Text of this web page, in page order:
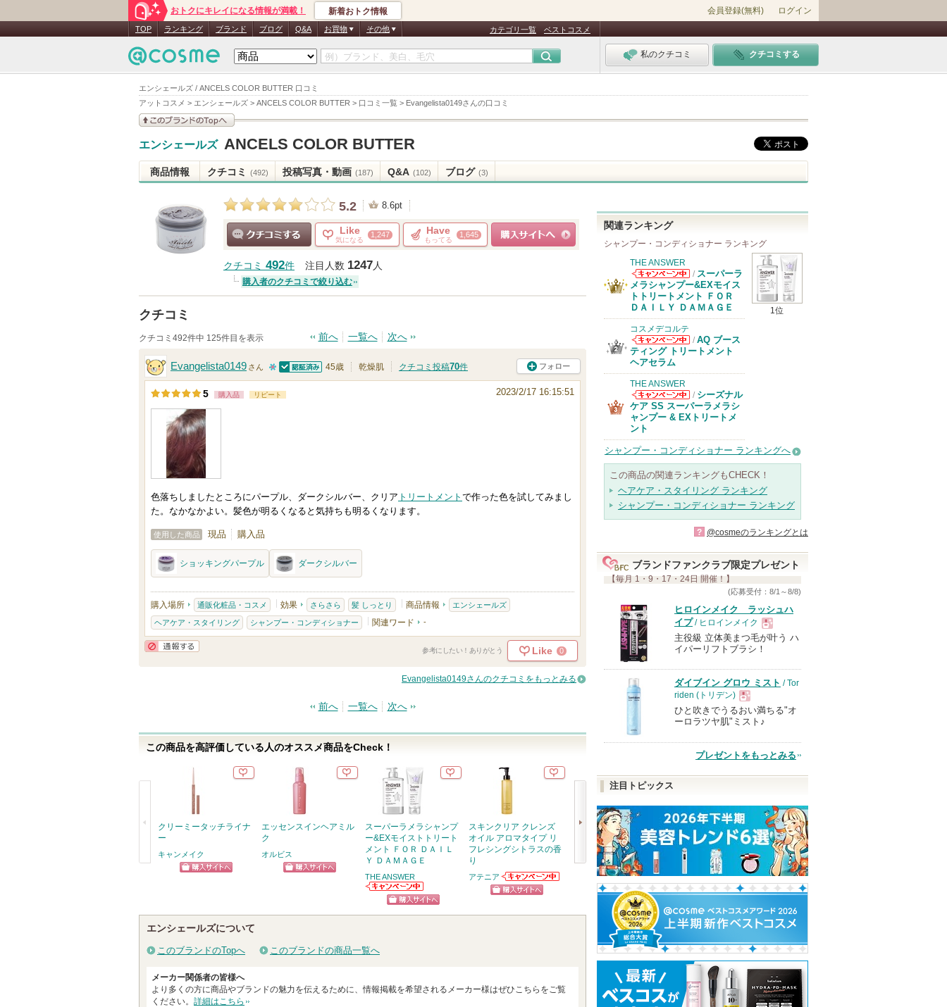
エンシェールズ / ANCELS COLOR BUTTER 口コミ
アットコスメ > エンシェールズ > ANCELS COLOR BUTTER > 口コミ一覧 > Evangelista0149さんの口コミ
おトクにキレイになる情報が満載！ 新着おトク情報 会員登録(無料) ログイン
TOP ランキング ブランド ブログ Q&A お買物 その他 カテゴリ一覧 ベストコスメ
私のクチコミ クチコミする
エンシェールズ ANCELS COLOR BUTTER
商品情報 クチコミ (492) 投稿写真・動画 (187) Q&A (102) ブログ (3)
5.2 8.6pt
Like
気になる
1,247 Have
もってる
1,645
クチコミ 492件 注目人数 1247人
購入者のクチコミで絞り込む
クチコミ
クチコミ492件中 125件目を表示 前へ 一覧へ 次へ
Evangelista0149 さん
1
0
ン
に
お
気
に
入
て
認証済
45歳 乾燥肌 クチコミ投稿70件 フォロー
5 購入品 リピート 2023/2/17 16:15:51
色落ちしましたところにパープル、ダークシルバー、クリア トリートメント で作った色を試してみまし
た。なかなかよい。髪色が明るくなると気持ちも明るくなります。
使用した商品 現品 購入品
ショッキングパープル ダークシルバー
購入場所 通販化粧品・コスメ 効果 さらさら 髪 しっとり 商品情報 エンシェールズ
ヘアケア・スタイリング シャンプー・コンディショナー 関連ワード -
参考にしたい！ありがとう Like 0
Evangelista0149さんのクチコミをもっとみる
前へ 一覧へ 次へ
この商品を高評価している人のオススメ商品をCheck！
クリーミータッチライナ
ー
キャンメイク
エッセンスインヘアミル
ク
オルビス
スーパーラメラシャンプ
ー&EXモイストトリート
メント ＦＯＲ ＤＡＩＬ
Ｙ ＤＡＭＡＧＥ
THE ANSWER
THE ANSWERか
らのお知らせが
ありますショッピン
スキンクリア クレンズ
オイル アロマタイプ リ
フレシングシトラスの香
り
アテニア
アテニアからの
お知らせがあり
RMK デューイーメルト
リップカラー
ショッピン
グサイトへ
ヴォワールコレクチュー
ルｎ
クレ・ド・ポー ボーテ
クレ・ド・ポー
ボーテからのお
知らせがありま
ショッピン
グサイトへ
ハンオールブロウカラ
rom&nd
ショッピン
グサイトへ
エンシェールズについて
このブランドのTopへ このブランドの商品一覧へ
メーカー関係者の皆様へ
より多くの方に商品やブランドの魅力を伝えるために、情報掲載を希望されるメーカー様はぜひこちらをご覧
ください。 詳細はこちら
関連ランキング
シャンプー・コンディショナー ランキング
1位
THE ANSWER
THE ANSWER
からのお知らせ
があります
/ スーパーラ
メラシャンプー&EXモイス
トトリートメント ＦＯＲ
ＤＡＩＬＹ ＤＡＭＡＧＥ
コスメデコルテ
コスメデコルテ
からのお知らせ
/ AQ ブース
ティング トリートメント
ヘアセラム
THE ANSWER
THE ANSWER
からのお知らせ
があります
/ シーズナル
ケア SS スーパーラメラシ
ャンプー & EXトリートメ
ント
シャンプー・コンディショナー ランキングへ
この商品の関連ランキングもCHECK！
ヘアケア・スタイリング ランキング
シャンプー・コンディショナー ランキング
? @cosmeのランキングとは
ブランドファンクラブ限定プレゼント
【毎月 1・9・17・24日 開催！】
(応募受付：8/1～8/8)
ヒロインメイク ラッシュハ
イプ/ ヒロインメイク
現
品
主役級 立体美まつ毛が叶う ハ
イパーリフトブラシ！
ダイブイン グロウ ミスト / Tor
riden (トリデン)
現
品
ひと吹きでうるおい満ちる"オ
ーロラツヤ肌"ミスト♪
プレゼントをもっとみる
注目トピックス